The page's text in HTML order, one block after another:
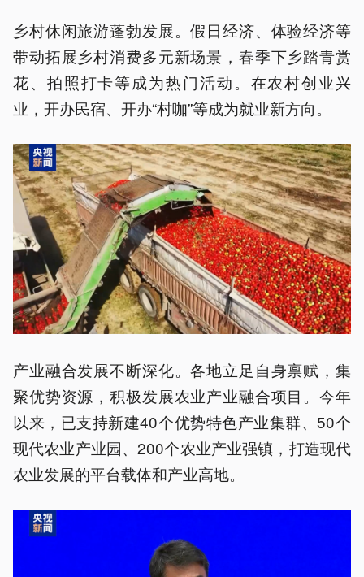
乡村休闲旅游蓬勃发展。假日经济、体验经济等
带动拓展乡村消费多元新场景，春季下乡踏青赏
花、拍照打卡等成为热门活动。在农村创业兴
业，开办民宿、开办“村咖”等成为就业新方向。
产业融合发展不断深化。各地立足自身禀赋，集
聚优势资源，积极发展农业产业融合项目。今年
以来，已支持新建40个优势特色产业集群、50个
现代农业产业园、200个农业产业强镇，打造现代
农业发展的平台载体和产业高地。